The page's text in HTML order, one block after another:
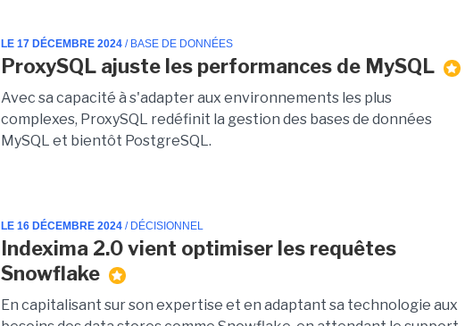
LE 17 DÉCEMBRE 2024 / BASE DE DONNÉES
ProxySQL ajuste les performances de MySQL
Avec sa capacité à s'adapter aux environnements les plus
complexes, ProxySQL redéfinit la gestion des bases de données
MySQL et bientôt PostgreSQL.
LE 16 DÉCEMBRE 2024 / DÉCISIONNEL
Indexima 2.0 vient optimiser les requêtes
Snowflake
En capitalisant sur son expertise et en adaptant sa technologie aux